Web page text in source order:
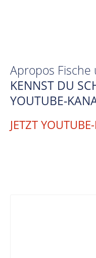
Apropos
KENNST DU
YOUTUBE-
JETZT